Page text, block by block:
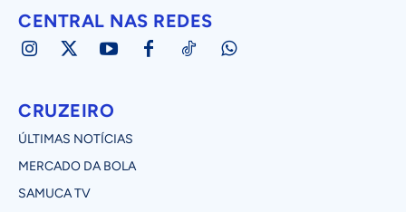
CENTRAL NAS REDES
CRUZEIRO
ÚLTIMAS NOTÍCIAS
MERCADO DA BOLA
SAMUCA TV